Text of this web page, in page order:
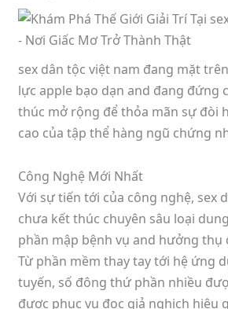
sex dân tộc việt nam đang mặt
lực apple bạo dạn and đang đứng
thúc mở rộng để thỏa mãn sự đòi
cao của tập thể hàng ngũ chứng
Công Nghệ Mới Nhất
Với sự tiến tới của công nghệ, sex
chưa kết thúc chuyên sâu loại
phần mập bệnh vụ and hưởng thụ
Từ phần mềm thay tay tới hệ ứng
tuyến, số đông thứ phần nhiều
được phục vụ đọc giả nghịch hiệu